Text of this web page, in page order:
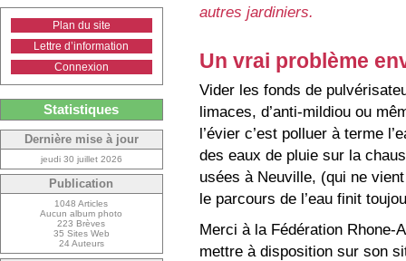
autres jardiniers.
Un vrai problème
Vider les fonds de
limaces, d’anti-mildiou ou
l’évier c’est polluer à terme
des eaux de pluie sur la
usées à Neuville, (qui ne
le parcours de l’eau finit
Merci à la Fédération Rhone-
mettre à disposition sur son
Plan du site
Lettre d’information
Connexion
Statistiques
Dernière mise à jour
jeudi 30 juillet 2026
Publication
1048 Articles
Aucun album photo
223 Brèves
35 Sites Web
24 Auteurs